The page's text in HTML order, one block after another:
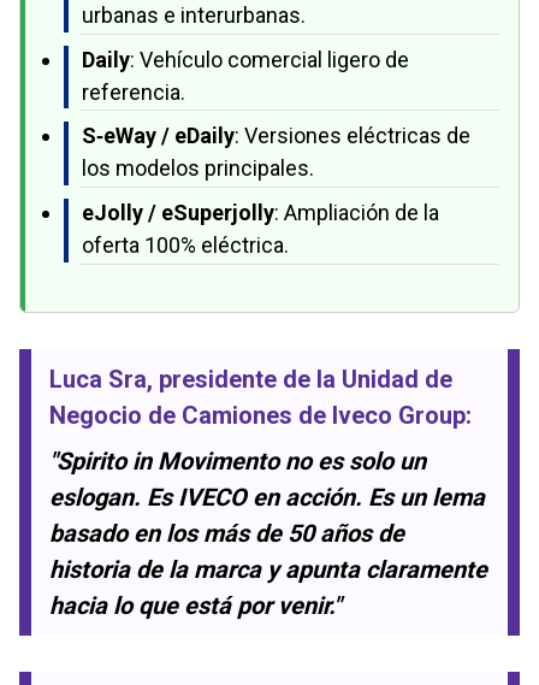
urbanas e interurbanas.
Daily: Vehículo comercial ligero de
referencia.
S‑eWay / eDaily: Versiones eléctricas de
los modelos principales.
eJolly / eSuperjolly: Ampliación de la
oferta 100% eléctrica.
Luca Sra, presidente de la Unidad de
Negocio de Camiones de Iveco Group:
"Spirito in Movimento no es solo un
eslogan. Es IVECO en acción. Es un lema
basado en los más de 50 años de
historia de la marca y apunta claramente
hacia lo que está por venir."